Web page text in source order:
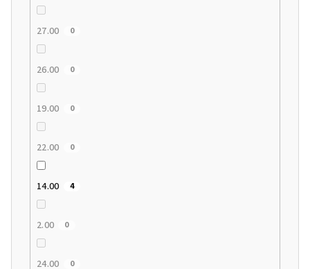
27.00 0
26.00 0
19.00 0
22.00 0
14.00 4
2.00 0
24.00 0